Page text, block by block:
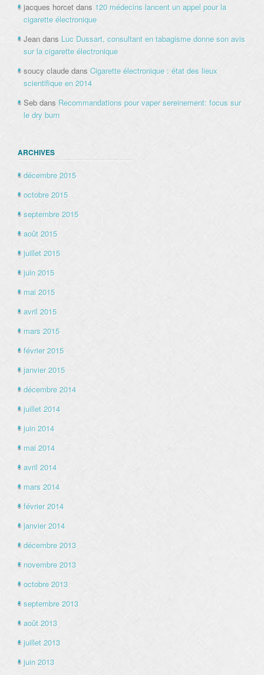
jacques horcet dans 120 médecins lancent un appel pour la
cigarette électronique
Jean dans Luc Dussart, consultant en tabagisme donne son avis
sur la cigarette électronique
soucy claude dans Cigarette électronique : état des lieux
scientifique en 2014
Seb dans Recommandations pour vaper sereinement: focus sur
le dry burn
ARCHIVES
décembre 2015
octobre 2015
septembre 2015
août 2015
juillet 2015
juin 2015
mai 2015
avril 2015
mars 2015
février 2015
janvier 2015
décembre 2014
juillet 2014
juin 2014
mai 2014
avril 2014
mars 2014
février 2014
janvier 2014
décembre 2013
novembre 2013
octobre 2013
septembre 2013
août 2013
juillet 2013
juin 2013